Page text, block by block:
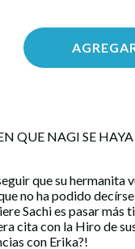
QUE NAGI SE
que su hermanita
no ha podido
Sachi es pasar más
cita con la Hiro de
con Erika?!